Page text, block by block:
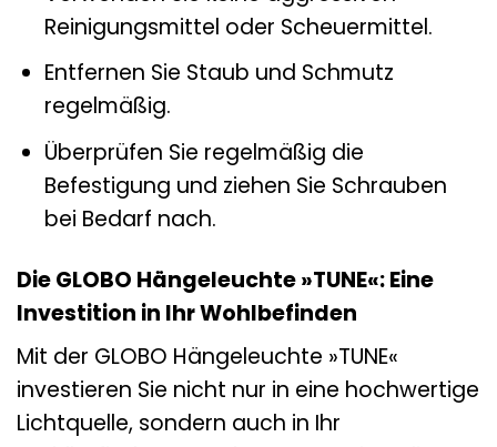
Reinigungsmittel oder Scheuermittel.
Entfernen Sie Staub und Schmutz
regelmäßig.
Überprüfen Sie regelmäßig die
Befestigung und ziehen Sie Schrauben
bei Bedarf nach.
Die GLOBO Hängeleuchte »TUNE«: Eine
Investition in Ihr Wohlbefinden
Mit der GLOBO Hängeleuchte »TUNE«
investieren Sie nicht nur in eine hochwertige
Lichtquelle, sondern auch in Ihr